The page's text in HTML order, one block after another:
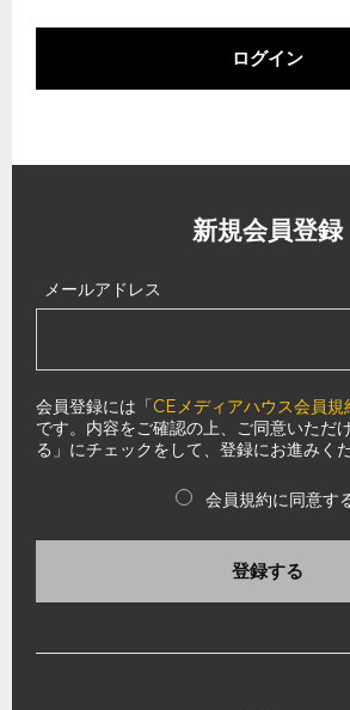
ログイン
新規会員登録
メールアドレス
会員登録には「CEメディアハウス会員規
です。内容をご確認の上、ご同意いただ
る」にチェックをして、登録にお進みくだ
会員規約に同意す
登録する